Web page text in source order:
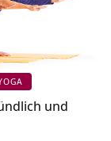
und